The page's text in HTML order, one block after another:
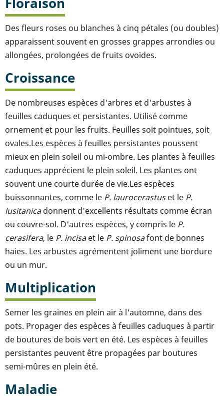
Des fleurs roses ou blanches à cinq pétales (ou doubles)
apparaissent souvent en grosses grappes arrondies ou
allongées, prolongées de fruits ovoïdes.
Croissance
De nombreuses espèces d'arbres et d'arbustes à
feuilles caduques et persistantes. Utilisé comme
ornement et pour les fruits. Feuilles soit pointues, soit
ovales.Les espèces à feuilles persistantes poussent
mieux en plein soleil ou mi-ombre. Les plantes à feuilles
caduques apprécient le plein soleil. Les plantes ont
souvent une courte durée de vie.Les espèces
buissonnantes, comme le P. laurocerastuset le P.
lusitanicadonnent d'excellents résultats comme écran
ou couvre-sol. D'autres espèces, y compris le P.
cerasifera, le P. incisaet le P. spinosafont de bonnes
haies. Les arbustes agrémentent joliment une bordure
ou un mur.
Multiplication
Semer les graines en plein air à l'automne, dans des
pots. Propager des espèces à feuilles caduques à partir
de boutures de bois vert en été. Les espèces à feuilles
persistantes peuvent être propagées par boutures
semi-mûres en plein été.
Maladie